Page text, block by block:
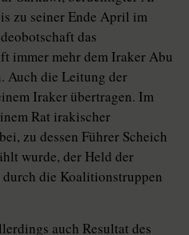
zu seiner Ende April im
das
immer mehr dem Iraker Abu
Auch die Leitung der
Iraker übertragen. Im
Rat irakischer
zu dessen Führer Scheich
wurde, der Held der
die Koalitionstruppen
auch Resultat des